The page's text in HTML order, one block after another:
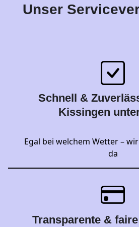
Unser
Schnell &
Kissingen
Egal bei welchem Wetter –
da
Transparente &